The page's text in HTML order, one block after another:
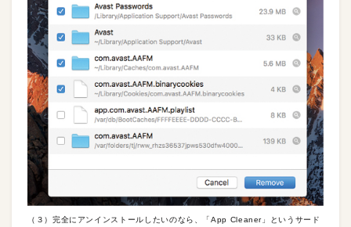
（３）完全にアンインストールしたいのなら、「App Cleaner」というサード